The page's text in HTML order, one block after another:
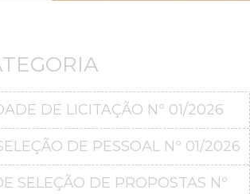
DE LICITAÇÃO Nº 01/2026
DE PESSOAL Nº 01/2026
SELEÇÃO DE PROPOSTAS Nº